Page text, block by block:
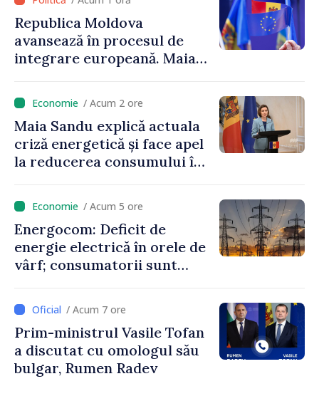
Republica Moldova
avansează în procesul de
integrare europeană. Maia
niciun stat”
/ Acum 2 ore
Maia Sandu explică actuala
criză energetică și face apel
la reducerea consumului în
putem menține prețurile la
un nivel mai mic”
/ Acum 5 ore
Energocom: Deficit de
energie electrică în orele de
vârf; consumatorii sunt
/ Acum 7 ore
Prim-ministrul Vasile Tofan
a discutat cu omologul său
bulgar, Rumen Radev